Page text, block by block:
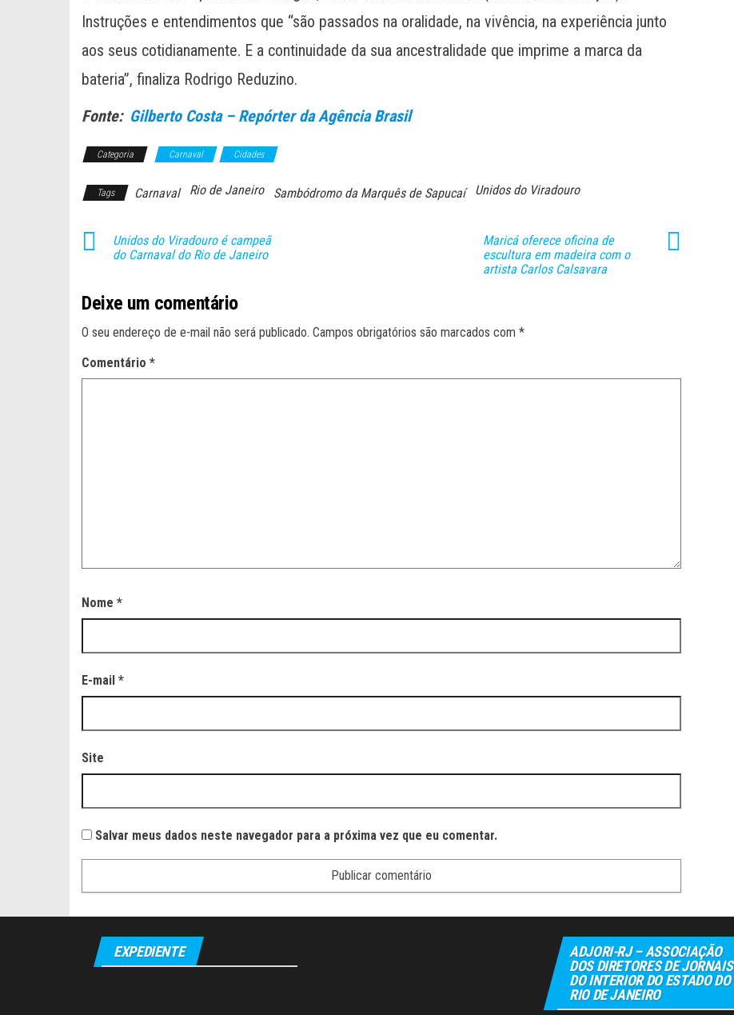
Instruções e entendimentos que “são passados na oralidade, na vivência, na experiência junto
aos seus cotidianamente. E a continuidade da sua ancestralidade que imprime a marca da
bateria”, finaliza Rodrigo Reduzino.
Fonte: Gilberto Costa – Repórter da Agência Brasil
Categoria Carnaval Cidades
Tags Carnaval Rio de Janeiro Sambódromo da Marquês de Sapucaí Unidos do Viradouro
Unidos do Viradouro é campeã
do Carnaval do Rio de Janeiro
Maricá oferece oficina de
escultura em madeira com o
artista Carlos Calsavara
Deixe um comentário
O seu endereço de e-mail não será publicado. Campos obrigatórios são marcados com *
Comentário *
Nome *
E-mail *
Site
Salvar meus dados neste navegador para a próxima vez que eu comentar.
EXPEDIENTE
ADJORI-RJ – ASSOCIAÇÃO
DOS DIRETORES DE JORNAIS
DO INTERIOR DO ESTADO DO
RIO DE JANEIRO